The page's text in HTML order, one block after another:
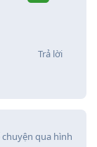
Trả lời
qua hình